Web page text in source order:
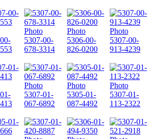
5307-00-
678-3314
5306-00-
826-0200
5307-00-
913-4239
5307-01-
067-6892
5305-01-
087-4492
5307-01-
113-2322